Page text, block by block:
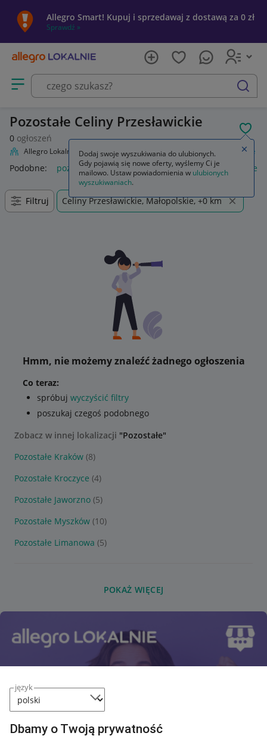
język
Dbamy o Twoją prywatność
Allegro Smart! Kupuj i sprzedawaj z dostawą za 0 zł
Sprawdź »
Otwórz menu z kategoriami
szukaj
Pozostałe Celiny Przesławickie
0 ogłoszeń
Allegro Lokalnie Firma i usługi Przemysł Rolnictwo Pozostałe
Podobne: pozostałe łóżka pozostałe pozostałe miasta i
Filtruj Celiny Przesławickie, Małopolskie, +0 km
Hmm, nie możemy znaleźć żadnego ogłoszenia
Co teraz:
spróbuj wyczyścić filtry
poszukaj czegoś podobnego
Zobacz w innej lokalizacji "Pozostałe"
Pozostałe Kraków (8)
Pozostałe Kroczyce (4)
Pozostałe Jaworzno (5)
Pozostałe Myszków (10)
Pozostałe Limanowa (5)
POKAŻ WIĘCEJ
Dodaj swoje wyszukiwania do ulubionych.
Gdy pojawią się nowe oferty, wyślemy Ci je
mailowo. Ustaw powiadomienia w ulubionych
wyszukiwaniach.